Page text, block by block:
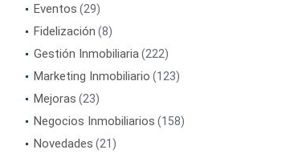
Eventos (29)
Fidelización (8)
Gestión Inmobiliaria(222)
Marketing Inmobiliario (123)
Mejoras (23)
Negocios Inmobiliarios (158)
Novedades (21)